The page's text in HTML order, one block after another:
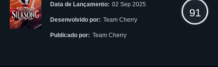
Data de Lançamento: 02 Sep 2025
Desenvolvido por: Team Cherry
Publicado por: Team Cherry
91